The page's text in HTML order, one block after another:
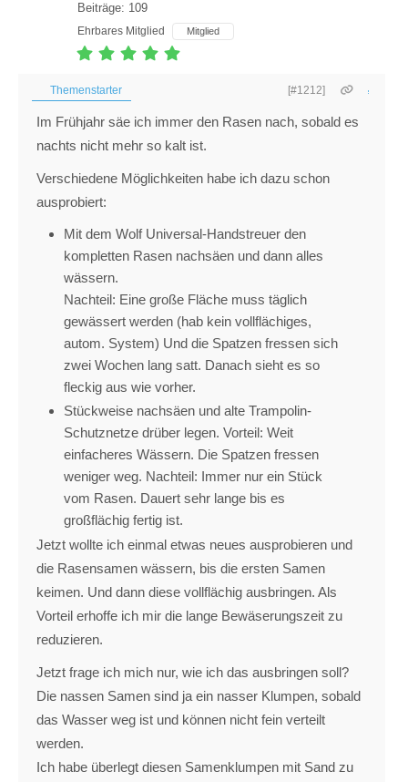
Beiträge: 109
Ehrbares Mitglied Mitglied
Themenstarter [#1212]
Im Frühjahr säe ich immer den Rasen nach, sobald es
nachts nicht mehr so kalt ist.
Verschiedene Möglichkeiten habe ich dazu schon
ausprobiert:
Mit dem Wolf Universal-Handstreuer den
kompletten Rasen nachsäen und dann alles
wässern.
Nachteil: Eine große Fläche muss täglich
gewässert werden (hab kein vollflächiges,
autom. System) Und die Spatzen fressen sich
zwei Wochen lang satt. Danach sieht es so
fleckig aus wie vorher.
Stückweise nachsäen und alte Trampolin-
Schutznetze drüber legen. Vorteil: Weit
einfacheres Wässern. Die Spatzen fressen
weniger weg. Nachteil: Immer nur ein Stück
vom Rasen. Dauert sehr lange bis es
großflächig fertig ist.
Jetzt wollte ich einmal etwas neues ausprobieren und
die Rasensamen wässern, bis die ersten Samen
keimen. Und dann diese vollflächig ausbringen. Als
Vorteil erhoffe ich mir die lange Bewäserungszeit zu
reduzieren.
Jetzt frage ich mich nur, wie ich das ausbringen soll?
Die nassen Samen sind ja ein nasser Klumpen, sobald
das Wasser weg ist und können nicht fein verteilt
werden.
Ich habe überlegt diesen Samenklumpen mit Sand zu